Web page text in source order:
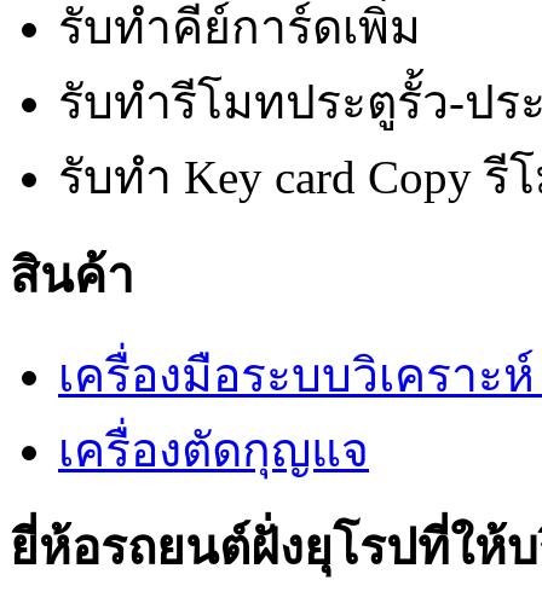
รับทำคีย์การ์ดเพิ่ม
รับทำรีโมทประตูรั้ว-ปร
รับทำ Key card Copy
สินค้า
เครื่องมือระบบวิเคราะ
เครื่องตัดกุญแจ
ยี่ห้อรถยนต์ฝั่งยุโรปที่ให้